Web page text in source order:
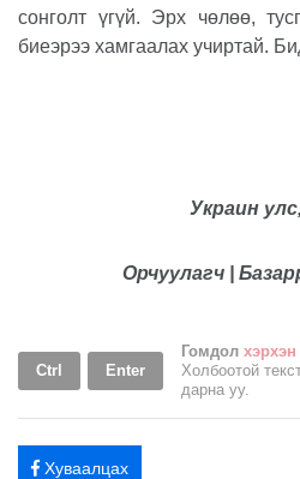
сонголт үгүй. Эрх чөлөө,
биеэрээ хамгаалах учиртай.
Украин
Орчуулагч |
Ctrl Enter
Гомдол хэрхэн
Холбоотой
дарна уу.
Хуваалцах